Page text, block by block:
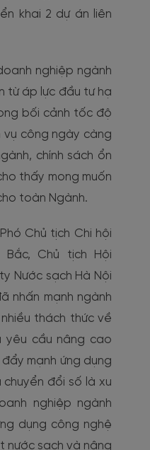
khai 2 dự án liên
nghiệp ngành
từ áp lực đầu tư hạ
bối cảnh tốc độ
vụ công ngày càng
chính sách ổn
thấy mong muốn
toàn Ngành.
Chủ tịch Chi hội
Chủ tịch Hội
Nước sạch Hà Nội
nhấn mạnh ngành
thách thức về
yêu cầu nâng cao
mạnh ứng dụng
đổi số là xu
nghiệp ngành
dụng công nghệ
nước sạch và nâng